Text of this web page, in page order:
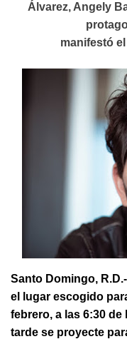
Álvarez, Angely
manifestó
Santo Domingo,
el lugar escogido
febrero, a las 6:30 de
tarde se proyecte